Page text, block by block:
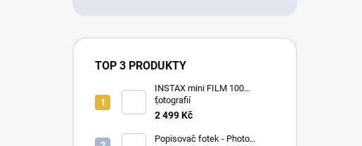
TOP 3 PRODUKTY
INSTAX mini FILM 100
fotografií
+ *
2 499 Kč
Popisovač fotek - Photo